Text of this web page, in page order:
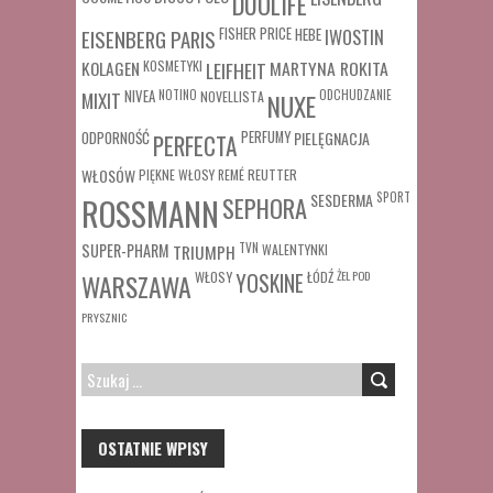
EISENBERG PARIS FISHER PRICEHEBE IWOSTIN
KOLAGEN KOSMETYKI LEIFHEIT MARTYNA ROKITA
MIXIT NIVEANOTINO NOVELLISTA NUXEODCHUDZANIE
ODPORNOŚĆ PERFECTA PERFUMY PIELĘGNACJA
WŁOSÓWPIĘKNE WŁOSYREMÉREUTTER
ROSSMANNSEPHORASESDERMA SPORT
SUPER-PHARM TRIUMPH TVN WALENTYNKI
WARSZAWA WŁOSYYOSKINE ŁÓDŹŻEL POD
PRYSZNIC
SZUKAJ:
OSTATNIE WPISY